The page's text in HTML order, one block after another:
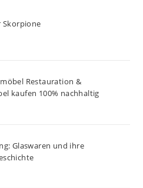
Skorpione
Restauration &
kaufen 100% nachhaltig
Glaswaren und ihre